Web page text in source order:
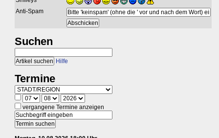
Anti-Spam
Suchen
Hilfe
Termine
vergangene Termine anzeigen